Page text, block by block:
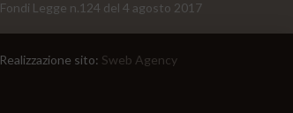
Fondi Legge n.124 del 4 agosto 2017
Realizzazione sito: Sweb Agency